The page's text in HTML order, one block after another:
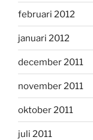
februari 2012
januari 2012
december 2011
november 2011
oktober 2011
juli 2011